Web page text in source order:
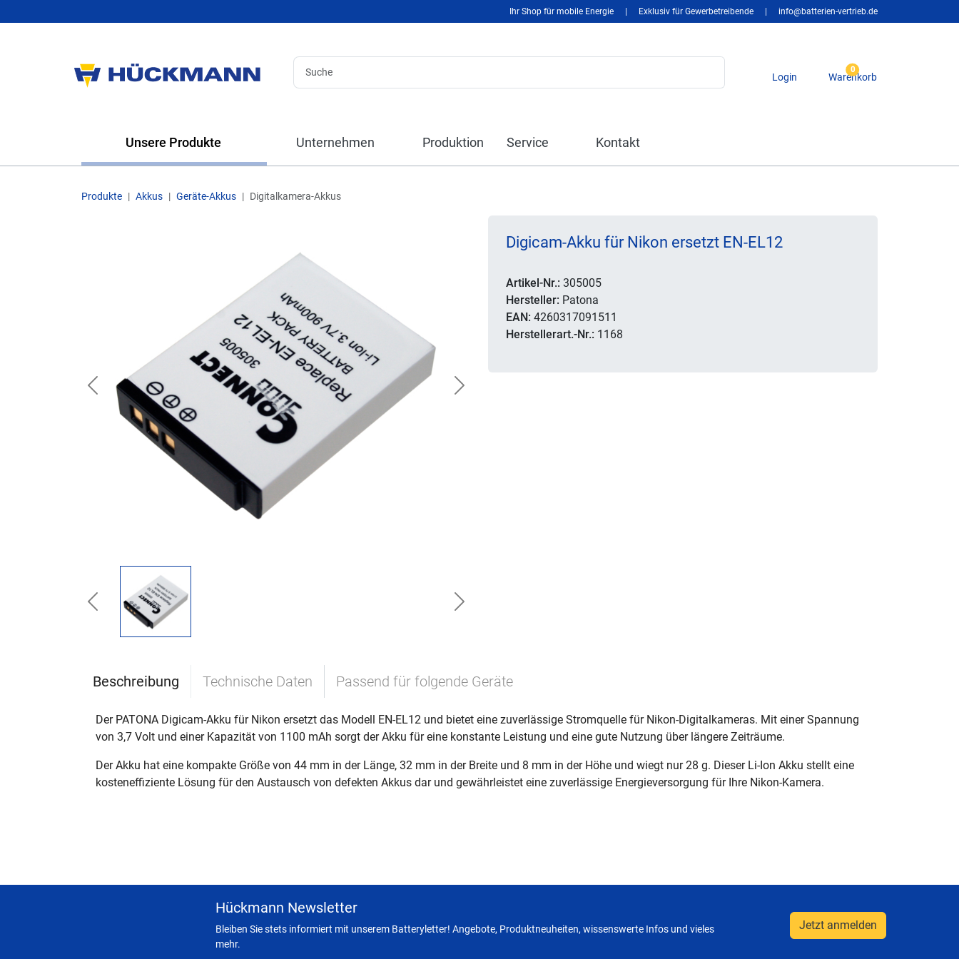
Ihr Shop für mobile Energie Exklusiv für Gewerbetreibende info@batterien-vertrieb.de
Login
0
Warenkorb
Unsere Produkte Unternehmen Produktion Service Kontakt
Produkte Akkus Geräte-Akkus Digitalkamera-Akkus
Previous Next
Previous Next
Digicam-Akku für Nikon ersetzt EN-EL12
Artikel-Nr.: 305005
Hersteller: Patona
EAN: 4260317091511
Herstellerart.-Nr.: 1168
Beschreibung Technische Daten Passend für folgende Geräte
Der PATONA Digicam-Akku für Nikon ersetzt das Modell EN-EL12 und bietet eine zuverlässige Stromquelle für Nikon-Digitalkameras. Mit einer Spannung
von 3,7 Volt und einer Kapazität von 1100 mAh sorgt der Akku für eine konstante Leistung und eine gute Nutzung über längere Zeiträume.
Der Akku hat eine kompakte Größe von 44 mm in der Länge, 32 mm in der Breite und 8 mm in der Höhe und wiegt nur 28 g. Dieser Li-Ion Akku stellt eine
kosteneffiziente Lösung für den Austausch von defekten Akkus dar und gewährleistet eine zuverlässige Energieversorgung für Ihre Nikon-Kamera.
Hückmann Newsletter
Bleiben Sie stets informiert mit unserem Batteryletter! Angebote, Produktneuheiten, wissenswerte Infos und vieles
mehr.
Jetzt anmelden